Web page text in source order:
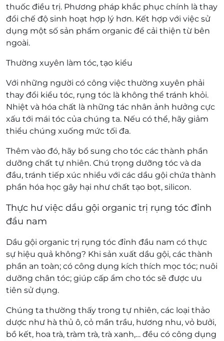
thuốc điều trị. Phương pháp khắc phục chính là thay
đổi chế độ sinh hoạt hợp lý hơn. Kết hợp với việc sử
dụng một số sản phẩm organic để cải thiện từ bên
ngoài.
Thường xuyên làm tóc, tạo kiểu
Với những người có công việc thường xuyên phải
thay đổi kiểu tóc, rụng tóc là không thể tránh khỏi.
Nhiệt và hóa chất là những tác nhân ảnh hưởng cực
xấu tới mái tóc của chúng ta. Nếu có thể, hãy giảm
thiểu chúng xuống mức tối đa.
Thêm vào đó, hãy bổ sung cho tóc các thành phần
dưỡng chất tự nhiên. Chú trọng dưỡng tóc và da
đầu, tránh tiếp xúc nhiều với các dầu gội chứa thành
phần hóa học gây hại như chất tạo bọt, silicon.
Thực hư việc dầu gội organic trị rụng tóc đỉnh
đầu nam
Dầu gội organic trị rụng tóc đỉnh đầu nam có thực
sự hiệu quả không? Khi sản xuất dầu gội, các thành
phần an toàn; có công dụng kích thích mọc tóc; nuôi
dưỡng chân tóc; giúp cấp ẩm cho tóc sẽ được ưu
tiên sử dụng.
Chúng ta thường thấy trong tự nhiên, các loại thảo
dược như hà thủ ô, cỏ mần trầu, hương nhu, vỏ bưởi,
bồ kết, hoa trà, tràm trà, trà xanh,… đều có công dụng